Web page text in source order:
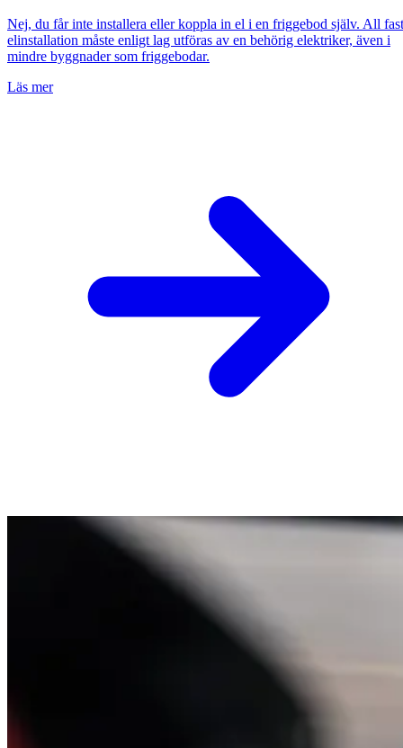
Nej, du får inte installera eller koppla in el i en friggebod själv. All fast
elinstallation måste enligt lag utföras av en behörig elektriker, även i
mindre byggnader som friggebodar.
Läs mer